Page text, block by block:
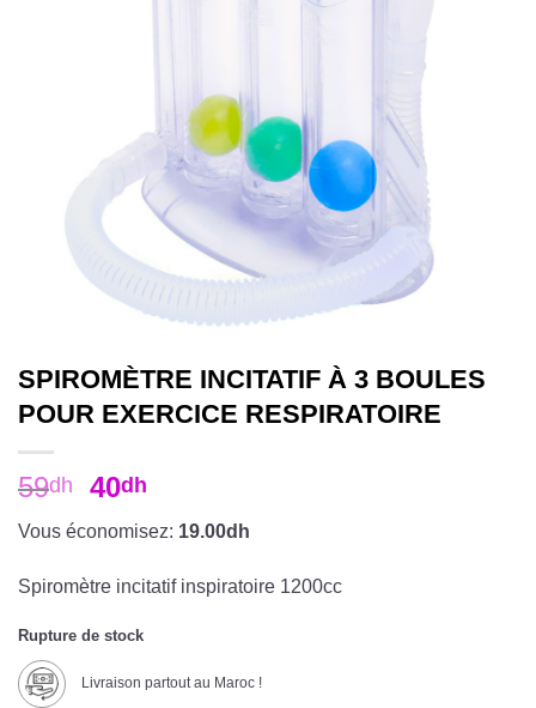
SPIROMÈTRE INCITATIF À 3 BOULES
POUR EXERCICE RESPIRATOIRE
59dh 40dh
Vous économisez: 19.00dh
Spiromètre incitatif inspiratoire 1200cc
Rupture de stock
Livraison partout au Maroc !